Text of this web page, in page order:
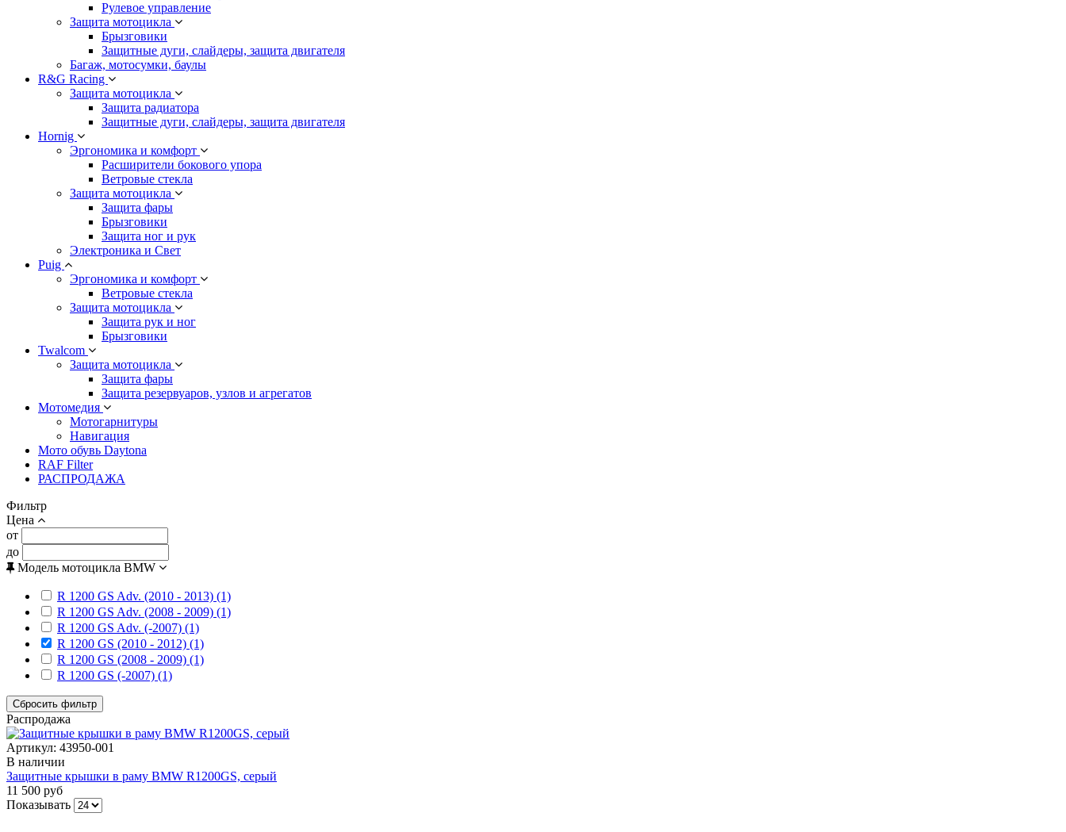
Рулевое управление
Защита мотоцикла
Брызговики
Защитные дуги, слайдеры, защита двигателя
Багаж, мотосумки, баулы
R&G Racing
Защита мотоцикла
Защита радиатора
Защитные дуги, слайдеры, защита двигателя
Hornig
Эргономика и комфорт
Расширители бокового упора
Ветровые стекла
Защита мотоцикла
Защита фары
Брызговики
Защита ног и рук
Электроника и Свет
Puig
Эргономика и комфорт
Ветровые стекла
Защита мотоцикла
Защита рук и ног
Брызговики
Twalcom
Защита мотоцикла
Защита фары
Защита резервуаров, узлов и агрегатов
Мотомедия
Мотогарнитуры
Навигация
Мото обувь Daytona
RAF Filter
РАСПРОДАЖА
Фильтр
Цена
от
до
Модель мотоцикла BMW
R 1200 GS Adv. (2010 - 2013) (1)
R 1200 GS Adv. (2008 - 2009) (1)
R 1200 GS Adv. (-2007) (1)
R 1200 GS (2010 - 2012) (1)
R 1200 GS (2008 - 2009) (1)
R 1200 GS (-2007) (1)
Сбросить фильтр
Распродажа
Артикул: 43950-001
В наличии
Защитные крышки в раму BMW R1200GS, серый
11 500 руб
Показывать